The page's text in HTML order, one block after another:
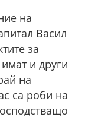
на
Васил
за
и други
на
са роби на